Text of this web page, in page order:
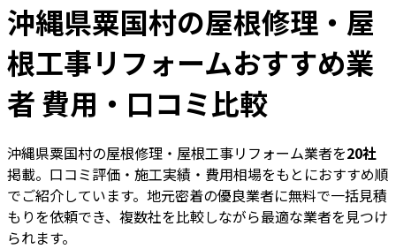
沖縄県粟国村の屋根修理・屋
根工事リフォームおすすめ業
者 費用・口コミ比較
沖縄県粟国村の屋根修理・屋根工事リフォーム業者を20社
掲載。口コミ評価・施工実績・費用相場をもとにおすすめ順
でご紹介しています。地元密着の優良業者に無料で一括見積
もりを依頼でき、複数社を比較しながら最適な業者を見つけ
られます。